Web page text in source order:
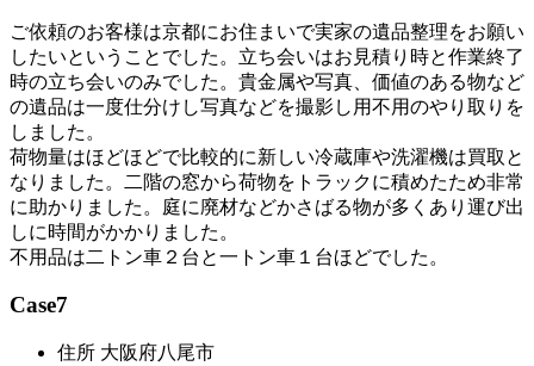
ご依頼のお客様は京都にお住まいで実家の遺品整理をお願い
したいということでした。立ち会いはお見積り時と作業終了
時の立ち会いのみでした。貴金属や写真、価値のある物など
の遺品は一度仕分けし写真などを撮影し用不用のやり取りを
しました。
荷物量はほどほどで比較的に新しい冷蔵庫や洗濯機は買取と
なりました。二階の窓から荷物をトラックに積めたため非常
に助かりました。庭に廃材などかさばる物が多くあり運び出
しに時間がかかりました。
不用品は二トン車２台と一トン車１台ほどでした。
Case7
住所 大阪府八尾市